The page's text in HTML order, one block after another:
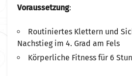
Voraussetzung:
Routiniertes Klettern und
Nachstieg im 4. Grad am Fels
Körperliche Fitness für 6